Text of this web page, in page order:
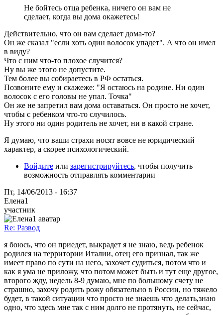
Не бойтесь отца ребенка, ничего он вам не
сделает, когда вы дома окажетесь!
Действительно, что он вам сделает дома-то?
Он же сказал "если хоть один волосок упадет". А что он имел
в виду?
Что с ним что-то плохое случится?
Ну вы же этого не допустите.
Тем более вы собираетесь в РФ остаться.
Позвоните ему и скажеже: "Я остаюсь на родине. Ни один
волосок с его головы не упал. Точка"
Он же не запретил вам дома оставаться. Он просто не хочет,
чтобы с ребенком что-то случилось.
Ну этого ни один родитель не хочет, ни в какой стране.
Я думаю, что ваши страхи носят вовсе не юридический
характер, а скорее психологический.
Войдите или зарегистрируйтесь, чтобы получить
возможность отправлять комментарии
Пт, 14/06/2013 - 16:37
Елена1
участник
Re: Развод
я боюсь, что он приедет, выкрадет я не знаю, ведь ребенок
родился на территории Италии, отец его признал, так же
имеет право по сути на него, захочет судиться, потом что и
как я ума не приложу, что потом может быть и тут еще другое,
второго жду, недель 8-9 думаю, мне по большому счету не
страшно, захочу родить рожу обязательно в России, но тяжело
будет, в такой ситуации что просто не знаешь что делать,знаю
одно, что здесь мне так с ним долго не протянуть, не сейчас,